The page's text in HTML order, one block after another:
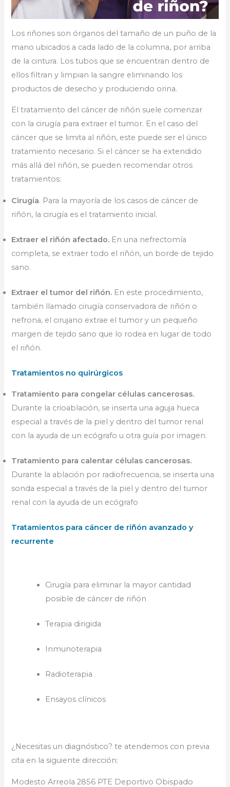
Los riñones son órganos del tamaño de un puño de la
mano ubicados a cada lado de la columna, por arriba
de la cintura. Los tubos que se encuentran dentro de
ellos filtran y limpian la sangre eliminando los
productos de desecho y produciendo orina.
El tratamiento del cáncer de riñón suele comenzar
con la cirugía para extraer el tumor. En el caso del
cáncer que se limita al riñón, este puede ser el único
tratamiento necesario. Si el cáncer se ha extendido
más allá del riñón, se pueden recomendar otros
tratamientos:
Cirugía. Para la mayoría de los casos de cáncer de
riñón, la cirugía es el tratamiento inicial.
Extraer el riñón afectado. En una nefrectomía
completa, se extraer todo el riñón, un borde de tejido
sano.
Extraer el tumor del riñón. En este procedimiento,
también llamado cirugía conservadora de riñón o
nefrona, el cirujano extrae el tumor y un pequeño
margen de tejido sano que lo rodea en lugar de todo
el riñón.
Tratamientos no quirúrgicos
Tratamiento para congelar células cancerosas.
Durante la crioablación, se inserta una aguja hueca
especial a través de la piel y dentro del tumor renal
con la ayuda de un ecógrafo u otra guía por imagen.
Tratamiento para calentar células cancerosas.
Durante la ablación por radiofrecuencia, se inserta una
sonda especial a través de la piel y dentro del tumor
renal con la ayuda de un ecógrafo
Tratamientos para cáncer de riñón avanzado y
recurrente
Cirugía para eliminar la mayor cantidad
posible de cáncer de riñón
Terapia dirigida
Inmunoterapia
Radioterapia
Ensayos clínicos
¿Necesitas un diagnóstico? te atendemos con previa
cita en la siguiente dirección:
Modesto Arreola 2856 PTE Deportivo Obispado